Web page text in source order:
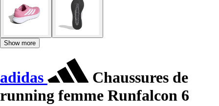
Show more
adidas
Chaussures de
running femme Runfalcon 6